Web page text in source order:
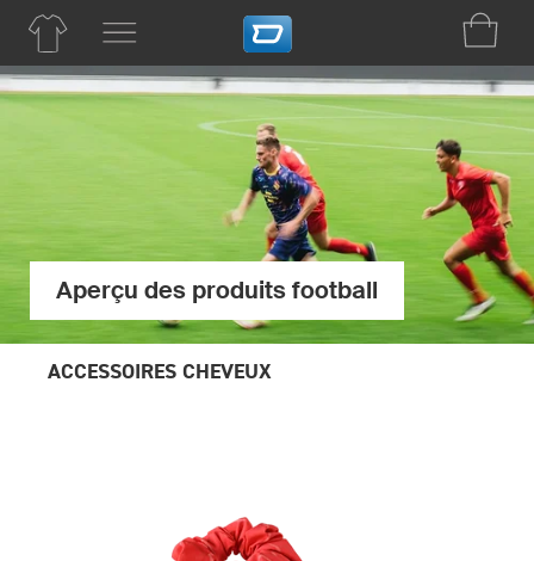
Aperçu des produits football
ACCESSOIRES CHEVEUX